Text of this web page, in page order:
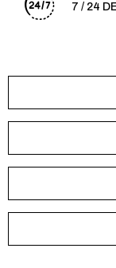
7 / 24